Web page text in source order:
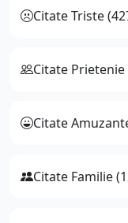
Citate Triste
Citate Prietenie
Citate
Citate Familie